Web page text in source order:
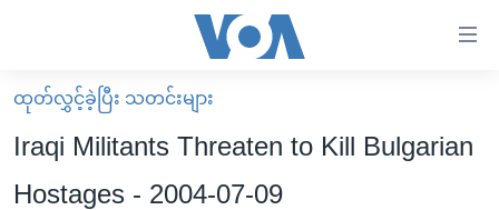
လွယ်ကူ
စေ
သည့်
မူလစာမျက်နှာ
မြန်မာ
ကမ္ဘာ့သတင်းများ
ထုတ်လွှင့်ခဲ့ပြီး သတင်းများ
Iraqi Militants Threaten to Kill Bulgarian
Hostages - 2004-07-09